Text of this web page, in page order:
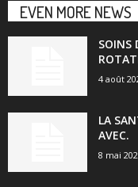
EVEN MORE NEWS
SOINS
4 août
LA
AVEC.
8 mai